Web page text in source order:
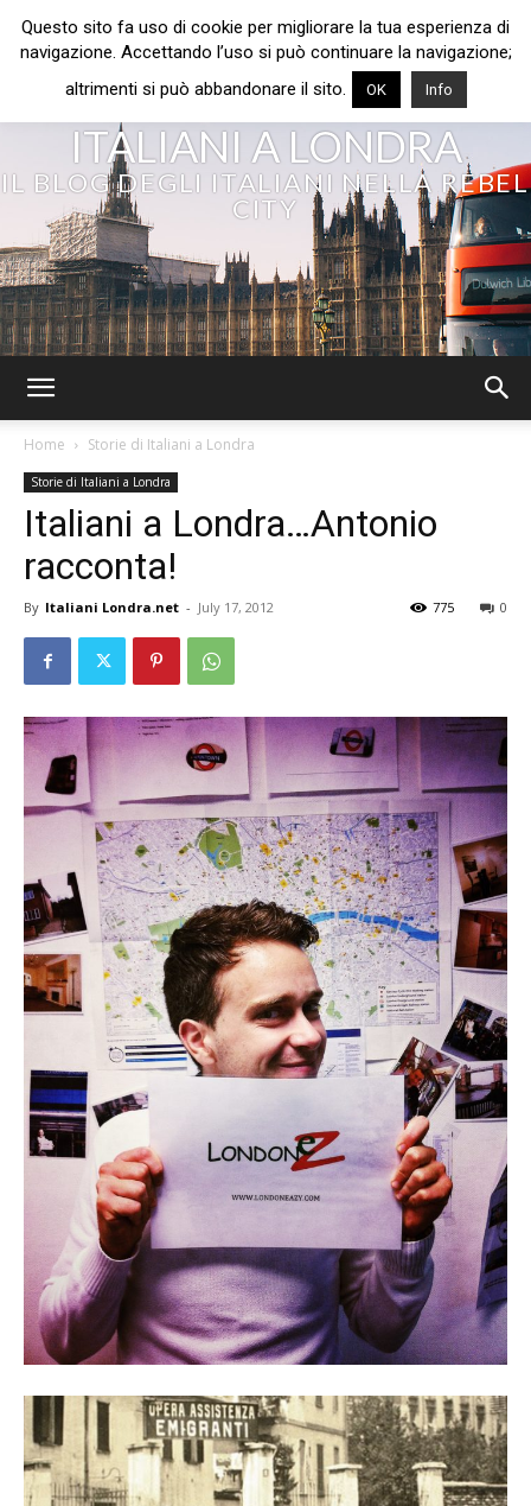
ITALIANI A LONDRA
IL BLOG DEGLI ITALIANI NELLA REBEL
CITY
Home Storie di Italiani a Londra
Storie di Italiani a Londra
Italiani a Londra…Antonio
racconta!
By Italiani Londra.net - July 17, 2012 0
775
Questo sito fa uso di cookie per migliorare la tua esperienza di
navigazione. Accettando l’uso si può continuare la navigazione;
altrimenti si può abbandonare il sito.
OK Info